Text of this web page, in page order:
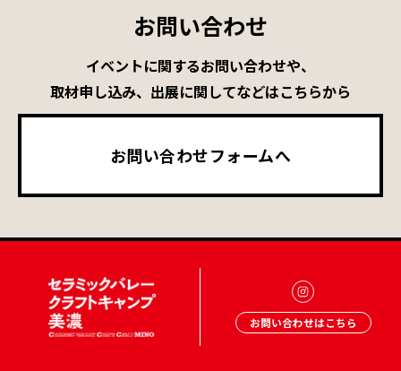
お問い合わせ
イベントに関するお問い合わせや、
取材申し込み、出展に関してなどはこちらから
お問い合わせフォームへ
お問い合わせはこちら